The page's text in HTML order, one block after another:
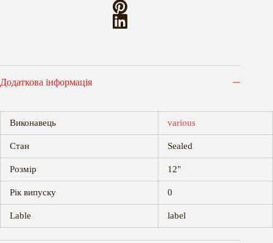
Додаткова інформація
Виконавець various
Стан Sealed
Розмір 12"
Рік випуску 0
Lable label